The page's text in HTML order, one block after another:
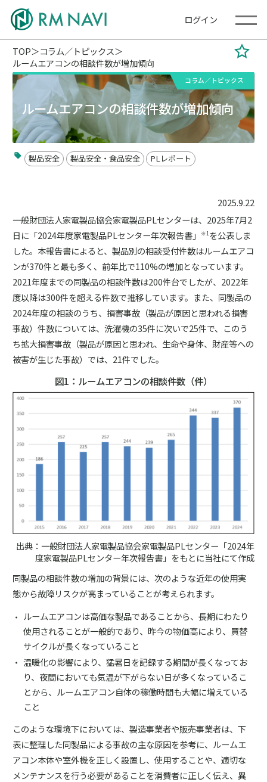
ログイン
TOP
コラム／トピックス
ルームエアコンの相談件数が増加傾向
コラム／トピックス
ルームエアコンの相談件数が増加傾向
製品安全 製品安全・食品安全 PLレポート
2025.9.22
一般財団法人家電製品協会家電製品PLセンターは、2025年7月2
日に「2024年度家電製品PLセンター年次報告書」
※1 を公表しま
した。本報告書によると、製品別の相談受付件数はルームエアコ
ンが370件と最も多く、前年比で110%の増加となっています。
2021年度までの同製品の相談件数は200件台でしたが、2022年
度以降は300件を超える件数で推移しています。また、同製品の
2024年度の相談のうち、損害事故（製品が原因と思われる損害
事故）件数については、洗濯機の35件に次いで25件で、このう
ち拡大損害事故（製品が原因と思われ、生命や身体、財産等への
被害が生じた事故）では、21件でした。
図1：ルームエアコンの相談件数（件）
出典：一般財団法人家電製品協会家電製品PLセンター「2024年
度家電製品PLセンター年次報告書」をもとに当社にて作成
同製品の相談件数の増加の背景には、次のような近年の使用実
態から故障リスクが高まっていることが考えられます。
ルームエアコンは高価な製品であることから、長期にわたり
使用されることが一般的であり、昨今の物価高により、買替
サイクルが長くなっていること
温暖化の影響により、猛暑日を記録する期間が長くなってお
り、夜間においても気温が下がらない日が多くなっているこ
とから、ルームエアコン自体の稼働時間も大幅に増えている
こと
このような環境下においては、製造事業者や販売事業者は、下
表に整理した同製品による事故の主な原因を参考に、ルームエ
アコン本体や室外機を正しく設置し、使用することや、適切な
メンテナンスを行う必要があることを消費者に正しく伝え、異